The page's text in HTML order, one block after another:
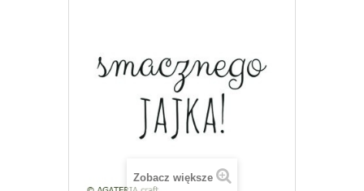
Zobacz większe